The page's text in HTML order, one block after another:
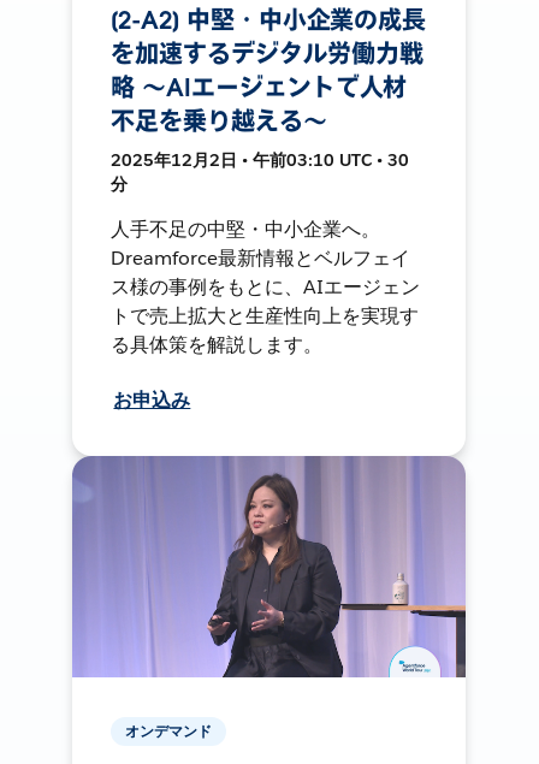
[2-A2] 中堅・中小企業の成長
を加速するデジタル労働力戦
略 〜AIエージェントで人材
不足を乗り越える〜
2025年12月2日 • 午前03:10 UTC • 30
分
人手不足の中堅・中小企業へ。
Dreamforce最新情報とベルフェイ
ス様の事例をもとに、AIエージェン
トで売上拡大と生産性向上を実現す
る具体策を解説します。
お申込み
オンデマンド